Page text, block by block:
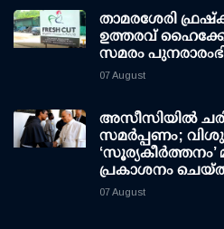
താമരശേരി
ഉത്തരവ്
സമരം
07 August
അസീസിയിൽ
സമർപ്പണം;
പ്രകാശനം
07 August